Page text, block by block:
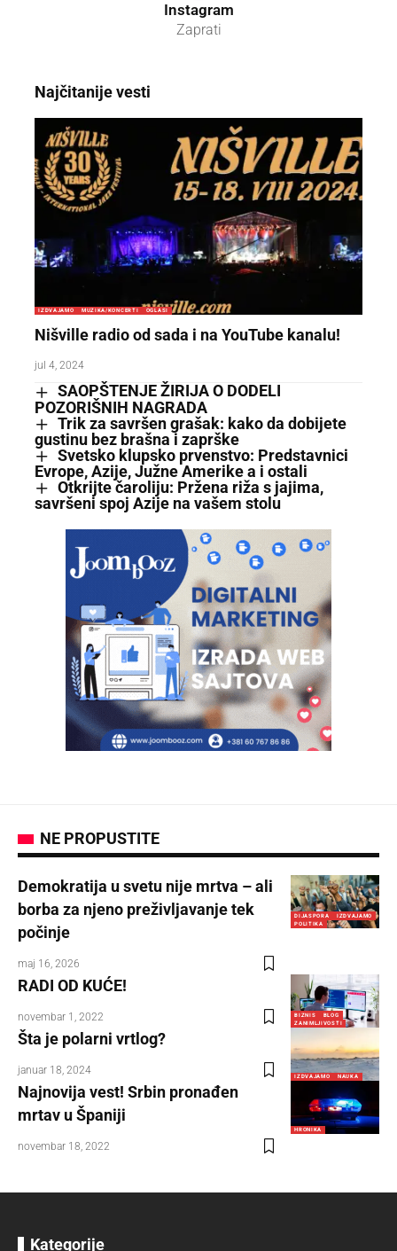
Instagram
Zaprati
Najčitanije vesti
IZDVAJAMO MUZIKA/KONCERTI OGLASI
Nišville radio od sada i na YouTube kanalu!
jul 4, 2024
SAOPŠTENJE ŽIRIJA O DODELI
POZORIŠNIH NAGRADA
Trik za savršen grašak: kako da dobijete
gustinu bez brašna i zaprške
Svetsko klupsko prvenstvo: Predstavnici
Evrope, Azije, Južne Amerike a i ostali
Otkrijte čaroliju: Pržena riža s jajima,
savršeni spoj Azije na vašem stolu
NE PROPUSTITE
DIJASPORA
IZDVAJAMO
POLITIKA
Demokratija u svetu nije mrtva – ali
borba za njeno preživljavanje tek
počinje
maj 16, 2026
BIZNIS
BLOG
ZANIMLJIVOSTI
RADI OD KUĆE!
novembar 1, 2022
IZDVAJAMO NAUKA
Šta je polarni vrtlog?
januar 18, 2024
HRONIKA
Najnovija vest! Srbin pronađen
mrtav u Španiji
novembar 18, 2022
Kategorije